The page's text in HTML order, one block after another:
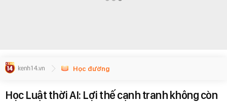
Học đường
Học Luật thời AI: Lợi thế cạnh tranh không còn